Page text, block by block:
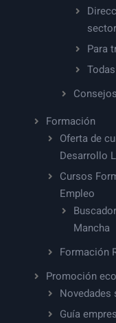
Para
Formación
Oferta de
Desarrollo
Cursos
Empleo
Mancha
Formación
Promoción
Guía